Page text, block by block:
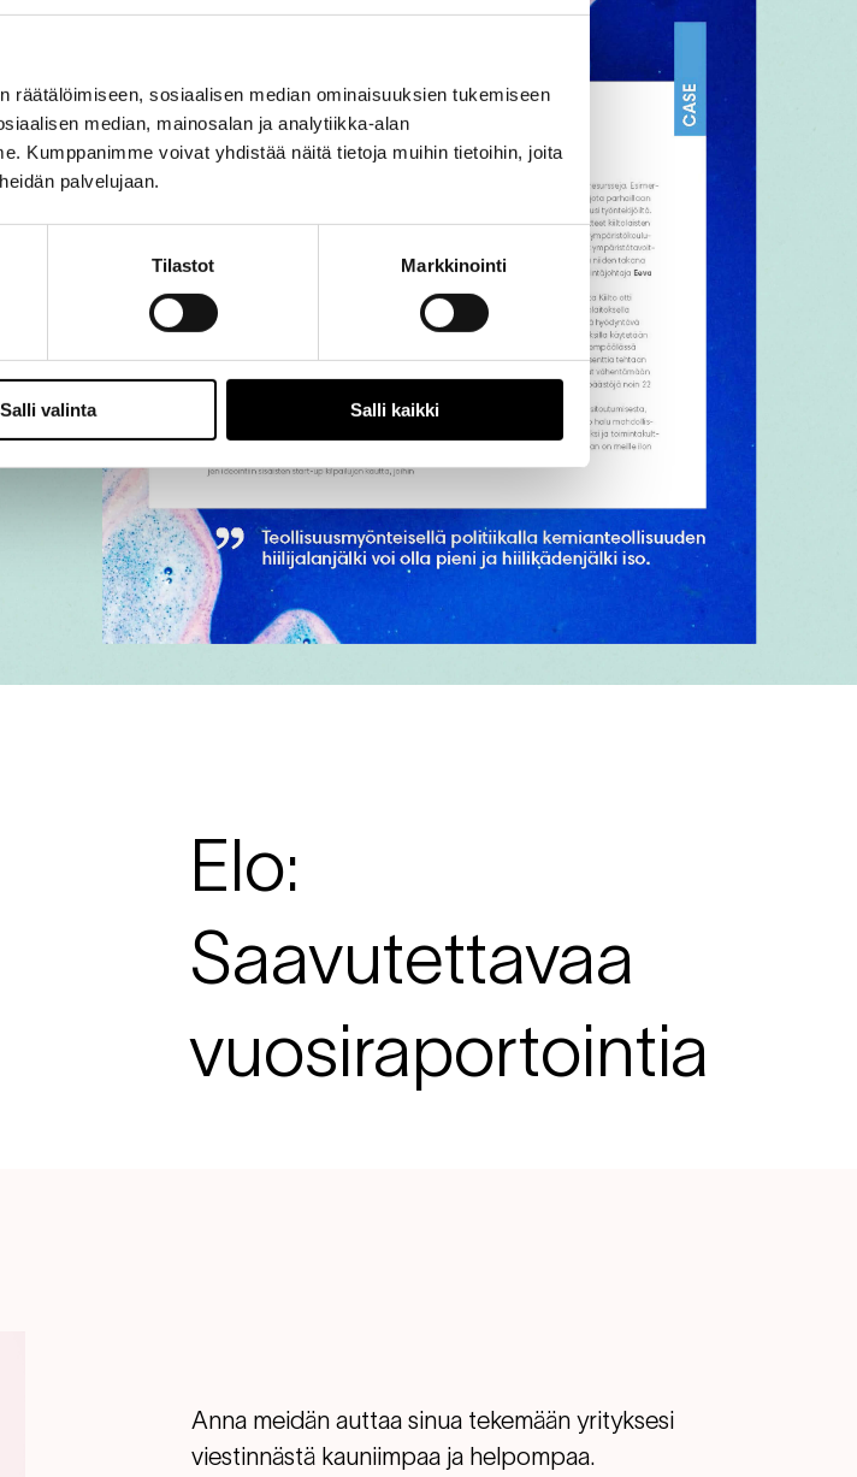
räätälöimiseen, sosiaalisen median ominaisuuksien tukemiseen
median, mainosalan ja analytiikka-alan
Kumppanimme voivat yhdistää näitä tietoja muihin tietoihin, joita
palvelujaan.
Tilastot Markkinointi
Salli valinta Salli kaikki
Elo:
Saavutettavaa
vuosiraportointia
Anna meidän auttaa sinua tekemään yrityksesi
viestinnästä kauniimpaa ja helpompaa.